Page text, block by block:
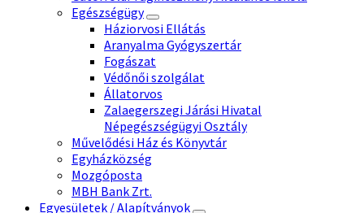
Egészségügy
Háziorvosi Ellátás
Aranyalma Gyógyszertár
Fogászat
Védőnői szolgálat
Állatorvos
Zalaegerszegi Járási Hivatal
Népegészségügyi Osztály
Művelődési Ház és Könyvtár
Egyházközség
Mozgóposta
MBH Bank Zrt.
Egyesületek / Alapítványok